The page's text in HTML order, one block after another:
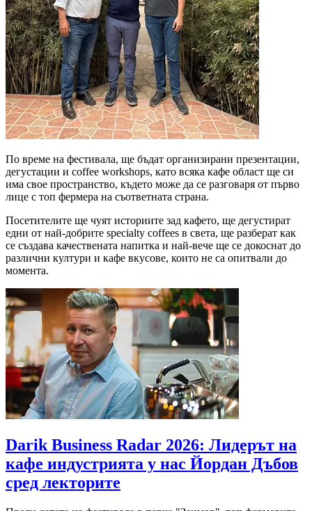
По време на фестивала, ще бъдат организирани презентации,
дегустации и coffee workshops, като всяка кафе област ще си
има свое пространство, където може да се разговаря от първо
лице с топ фермера на съответната страна.
Посетителите ще чуят историите зад кафето, ще дегустират
едни от най-добрите specialty coffees в света, ще разберат как
се създава качествената напитка и най-вече ще се докоснат до
различни култури и кафе вкусове, които не са опитвали до
момента.
Darik Business Radar 2026: Лидерът на
кафе индустрията у нас Йордан Дъбов
сред лекторите